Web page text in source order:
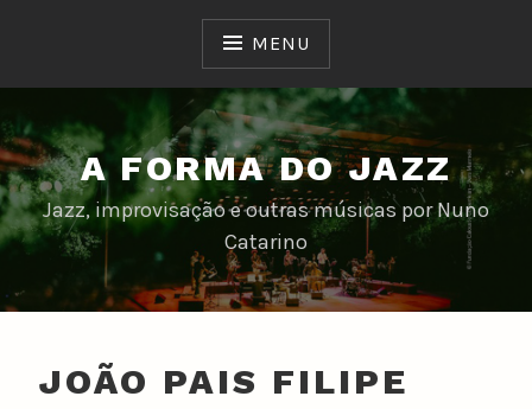
MENU
A FORMA DO JAZZ
Jazz, improvisação e outras músicas por Nuno
Catarino
JOÃO PAIS FILIPE